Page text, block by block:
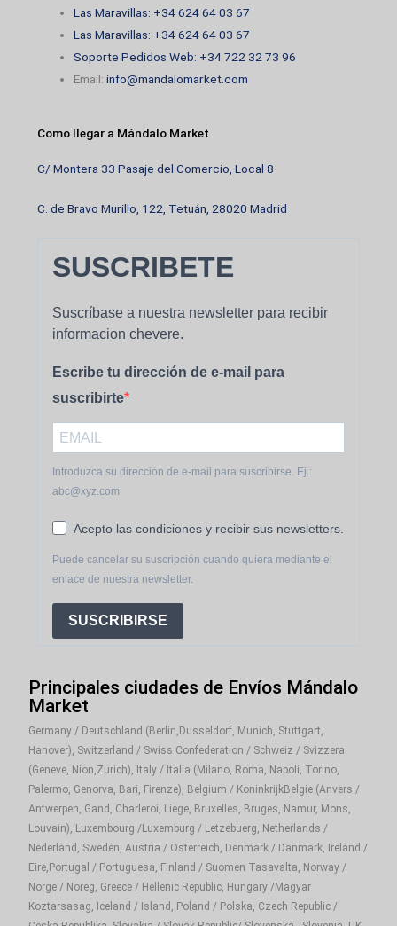
Las Maravillas: +34 624 64 03 67
Las Maravillas: +34 624 64 03 67
Soporte Pedidos Web: +34 722 32 73 96
Email:info@mandalomarket.com
Como llegar a Mándalo Market
C/ Montera 33 Pasaje del Comercio, Local 8
C. de Bravo Murillo, 122, Tetuán, 28020 Madrid
SUSCRIBETE
Suscríbase a nuestra newsletter para recibir
informacion chevere.
Escribe tu dirección de e-mail para
suscribirte
Introduzca su dirección de e-mail para suscribirse. Ej.:
abc@xyz.com
Acepto las condiciones y recibir sus newsletters.
Puede cancelar su suscripción cuando quiera mediante el
enlace de nuestra newsletter.
SUSCRIBIRSE
Principales ciudades de Envíos Mándalo
Market
Germany / Deutschland (Berlin,Dusseldorf, Munich, Stuttgart,
Hanover), Switzerland / Swiss Confederation / Schweiz / Svizzera
(Geneve, Nion,Zurich), Italy / Italia (Milano, Roma, Napoli, Torino,
Palermo, Genorva, Bari, Firenze), Belgium / KoninkrijkBelgie (Anvers /
Antwerpen, Gand, Charleroi, Liege, Bruxelles, Bruges, Namur, Mons,
Louvain), Luxembourg /Luxemburg / Letzebuerg, Netherlands /
Nederland, Sweden, Austria / Osterreich, Denmark / Danmark, Ireland /
Eire,Portugal / Portuguesa, Finland / Suomen Tasavalta, Norway /
Norge / Noreg, Greece / Hellenic Republic, Hungary /Magyar
Koztarsasag, Iceland / Island, Poland / Polska, Czech Republic /